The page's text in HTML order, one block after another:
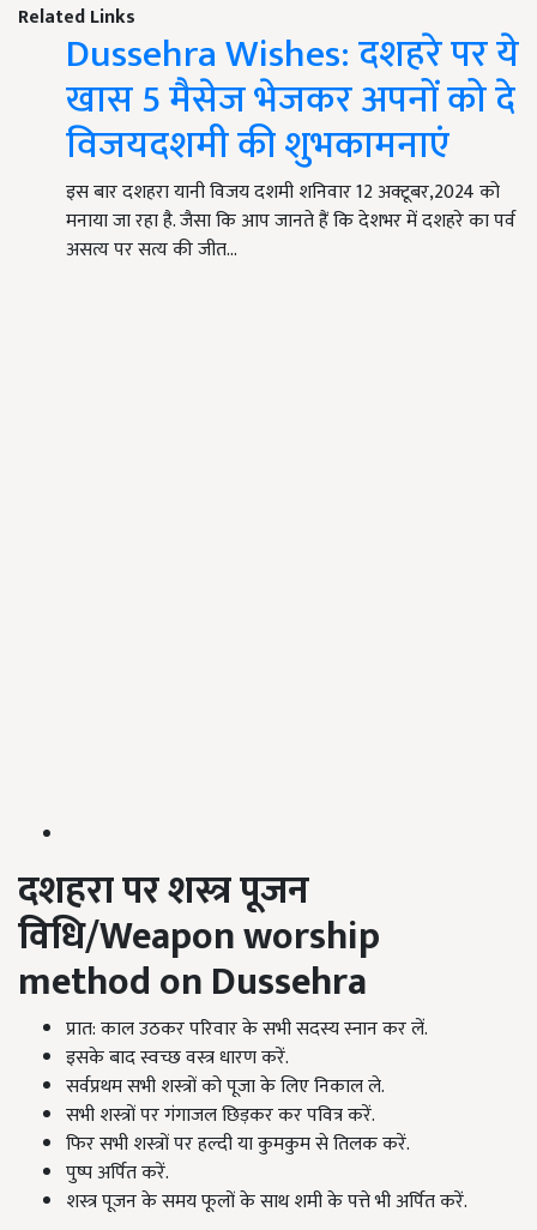
Related Links
Dussehra Wishes: दशहरे पर ये
खास 5 मैसेज भेजकर अपनों को दे
विजयदशमी की शुभकामनाएं
इस बार दशहरा यानी विजय दशमी शनिवार 12 अक्टूबर,2024 को
मनाया जा रहा है. जैसा कि आप जानते हैं कि देशभर में दशहरे का पर्व
असत्य पर सत्य की जीत…
दशहरा पर शस्त्र पूजन
विधि/Weapon worship
method on Dussehra
प्रात: काल उठकर परिवार के सभी सदस्य स्नान कर लें.
इसके बाद स्वच्छ वस्त्र धारण करें.
सर्वप्रथम सभी शस्त्रों को पूजा के लिए निकाल ले.
सभी शस्त्रों पर गंगाजल छिड़कर कर पवित्र करें.
फिर सभी शस्त्रों पर हल्दी या कुमकुम से तिलक करें.
पुष्प अर्पित करें.
शस्त्र पूजन के समय फूलों के साथ शमी के पत्ते भी अर्पित करें.